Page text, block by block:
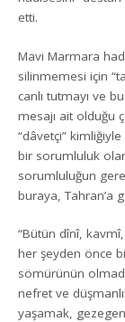
etti.
Mavi Marmara
silinmemesi için
canlı tutmayı ve
mesajı ait olduğu
“dâvetçi”
bir sorumluluk
sorumluluğun
buraya, Tahran’a
“Bütün dînî,
her şeyden önce
sömürünün
nefret ve
yaşamak,